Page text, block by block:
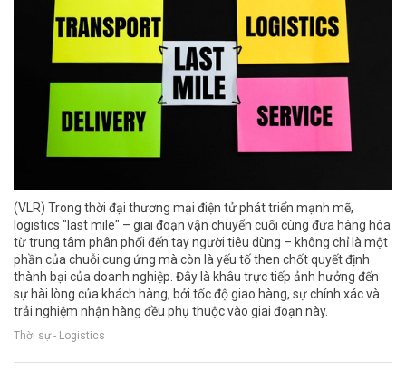
(VLR) Trong thời đại thương mại điện tử phát triển mạnh mẽ,
logistics "last mile" – giai đoạn vận chuyển cuối cùng đưa hàng hóa
từ trung tâm phân phối đến tay người tiêu dùng – không chỉ là một
phần của chuỗi cung ứng mà còn là yếu tố then chốt quyết định
thành bại của doanh nghiệp. Đây là khâu trực tiếp ảnh hưởng đến
sự hài lòng của khách hàng, bởi tốc độ giao hàng, sự chính xác và
trải nghiệm nhận hàng đều phụ thuộc vào giai đoạn này.
Thời sự - Logistics